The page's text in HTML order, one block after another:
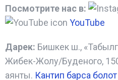
Посмотрите нас в:
YouTube
Дарек: Бишкек ш.,
Жибек-Жолу/Буденого,
аянты. Кантип барса болот